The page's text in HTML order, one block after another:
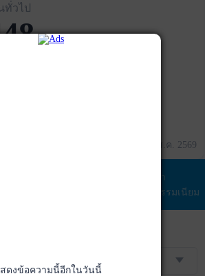
วไป
+0.1715
ข้อมูล ณ วันที่ 05 ส.ค. 2569
ค่า
ธรรมเนียม
ดงข้อความนี้อีกในวันนี้